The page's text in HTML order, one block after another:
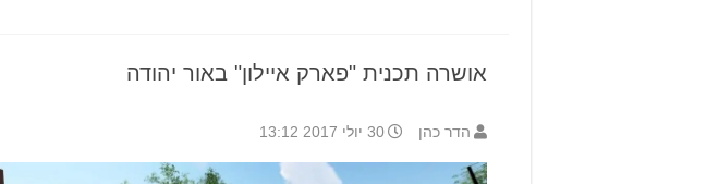
אושרה תכנית "פארק איילון" באור יהודה
הדר כהן 30 יולי 2017 13:12